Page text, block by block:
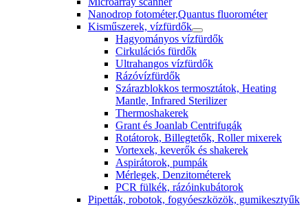
Nanodrop fotométer,Quantus fluorométer
Kisműszerek, vízfürdők
Hagyományos vízfürdők
Cirkulációs fürdők
Ultrahangos vízfürdők
Rázóvízfürdők
Szárazblokkos termosztátok, Heating
Mantle, Infrared Sterilizer
Thermoshakerek
Grant és Joanlab Centrifugák
Rotátorok, Billegtetők, Roller mixerek
Vortexek, keverők és shakerek
Aspirátorok, pumpák
Mérlegek, Denzitométerek
PCR fülkék, rázóinkubátorok
Pipetták, robotok, fogyóeszközök, gumikesztyűk